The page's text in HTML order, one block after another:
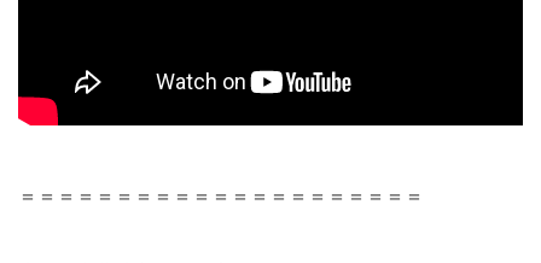
＝＝＝＝＝＝＝＝＝＝＝＝＝＝＝＝＝＝＝＝＝